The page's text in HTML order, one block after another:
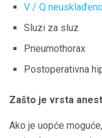
V / Q
Sluzi za sluz
Pneumothorax
Postoperativna
Zašto je vrsta
Ako je uopće